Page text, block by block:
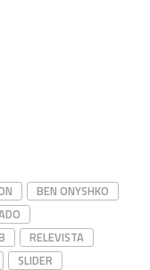
BEN ONYSHKO
RELEVISTA
SLIDER